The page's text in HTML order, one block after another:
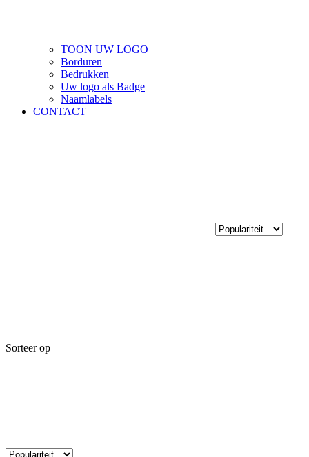
TOON UW LOGO
Borduren
Bedrukken
Uw logo als Badge
Naamlabels
CONTACT
Sorteer op